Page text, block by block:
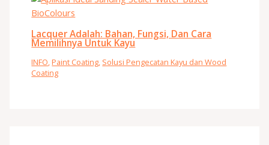
Lacquer Adalah: Bahan, Fungsi, Dan Cara
Memilihnya Untuk Kayu
INFO,Paint Coating, Solusi Pengecatan Kayu dan Wood
Coating